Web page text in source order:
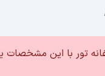
تور با این مشخصات